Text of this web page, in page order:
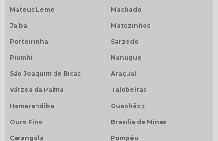
Mateus Leme Machado
Jaíba Matozinhos
Porteirinha Sarzedo
Piumhi Nanuque
São Joaquim de Bicas Araçuaí
Várzea da Palma Taiobeiras
Itamarandiba Guanhães
Ouro Fino Brasília de Minas
Carangola Pompéu